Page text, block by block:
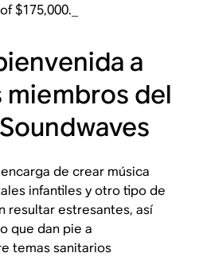
$175,000._
a
miembros del
de crear música
infantiles y otro tipo de
resultar estresantes, así
que dan pie a
temas sanitarios